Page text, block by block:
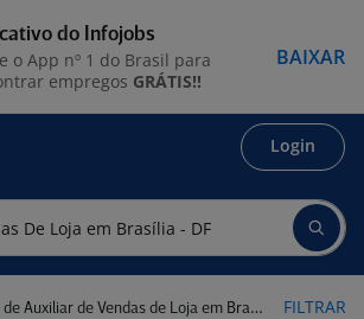
Login
de Vendas de Loja em Brasília - DF FILTRAR
do Infojobs
o App nº 1 do Brasil para
empregos GRÁTIS!!
BAIXAR